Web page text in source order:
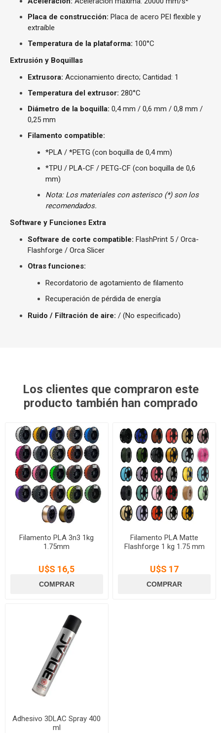
Placa de construcción: Placa de acero PEI flexible y
extraíble
Temperatura de la plataforma: 100°C
Extrusión y Boquillas
Extrusora: Accionamiento directo; Cantidad: 1
Temperatura del extrusor: 280°C
Diámetro de la boquilla: 0,4 mm / 0,6 mm / 0,8 mm /
0,25 mm
Filamento compatible:
*PLA / *PETG (con boquilla de 0,4 mm)
*TPU / PLA-CF / PETG-CF (con boquilla de 0,6
mm)
Nota: Los materiales con asterisco (*) son los
recomendados.
Software y Funciones Extra
Software de corte compatible: FlashPrint 5 / Orca-
Flashforge / Orca Slicer
Otras funciones:
Recordatorio de agotamiento de filamento
Recuperación de pérdida de energía
Ruido / Filtración de aire: / (No especificado)
Los clientes que compraron este
producto también han comprado
Filamento PLA 3n3 1kg
1.75mm
U$S 16,5
Filamento PLA Matte
Flashforge 1 kg 1.75 mm
U$S 17
Adhesivo 3DLAC Spray 400
ml